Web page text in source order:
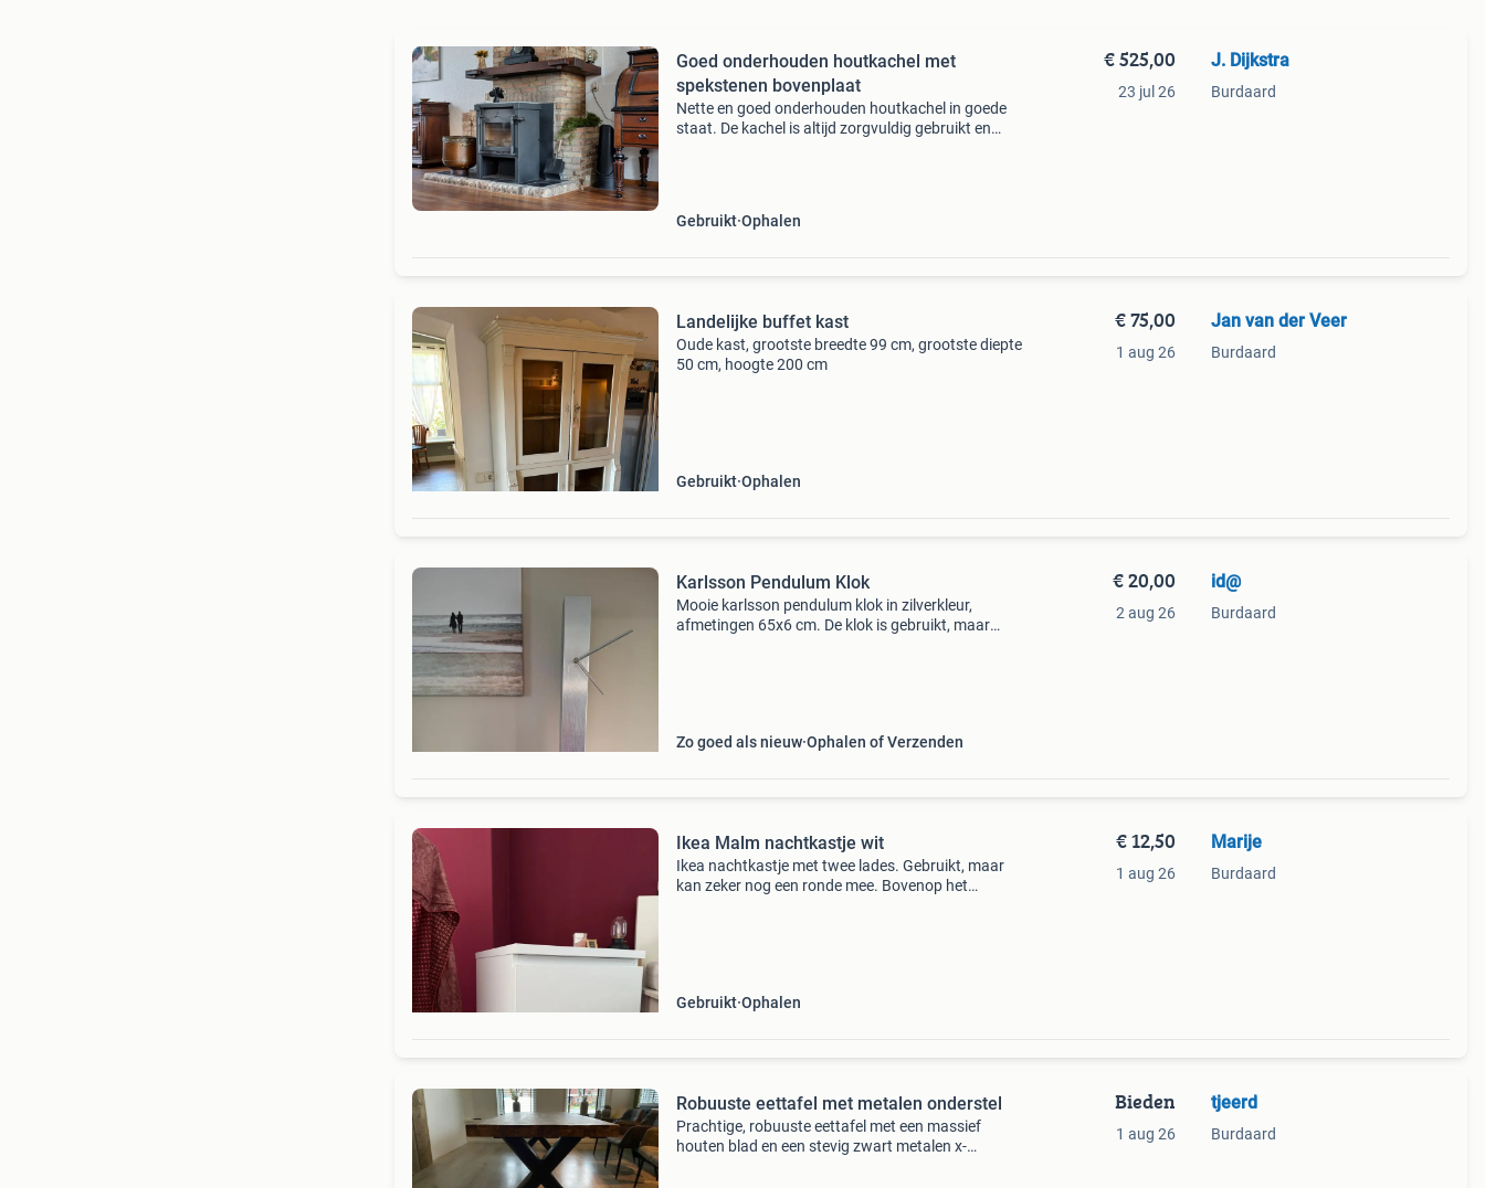
Goed onderhouden houtkachel met
spekstenen bovenplaat
Nette en goed onderhouden houtkachel in goede
staat. De kachel is altijd zorgvuldig gebruikt en
Gebruikt Ophalen
€ 525,00
23 jul 26
J. Dijkstra
Burdaard
Landelijke buffet kast
Oude kast, grootste breedte 99 cm, grootste diepte
50 cm, hoogte 200 cm
Gebruikt Ophalen
€ 75,00
1 aug 26
Jan van der Veer
Burdaard
Karlsson Pendulum Klok
Mooie karlsson pendulum klok in zilverkleur,
afmetingen 65x6 cm. De klok is gebruikt, maar
Zo goed als nieuw Ophalen of Verzenden
€ 20,00
2 aug 26
id@
Burdaard
Ikea Malm nachtkastje wit
Ikea nachtkastje met twee lades. Gebruikt, maar
kan zeker nog een ronde mee. Bovenop het
Gebruikt Ophalen
€ 12,50
1 aug 26
Marije
Burdaard
Robuuste eettafel met metalen onderstel
Prachtige, robuuste eettafel met een massief
houten blad en een stevig zwart metalen x-
Bieden
1 aug 26
tjeerd
Burdaard